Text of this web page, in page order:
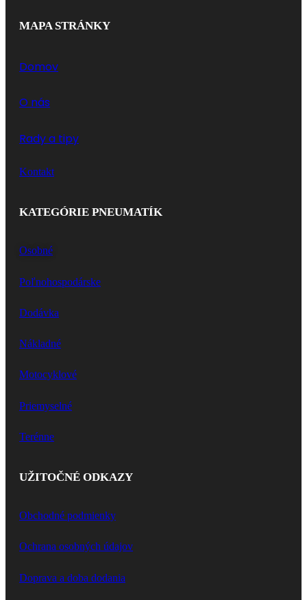
MAPA STRÁNKY
Domov
O nás
Rady a tipy
Kontakt
KATEGÓRIE PNEUMATÍK
Osobné
Poľnohospodárske
Dodávka
Nákladné
Motocyklové
Priemyselné
Terénne
UŽITOČNÉ ODKAZY
Obchodné podmienky
Ochrana osobných údajov
Doprava a doba dodania